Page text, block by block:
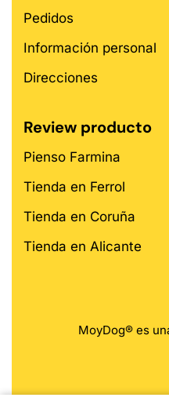
Pedidos
Información personal
Direcciones
Review producto
Pienso Farmina
Tienda en Ferrol
Tienda en Coruña
Tienda en Alicante
MoyDog® es